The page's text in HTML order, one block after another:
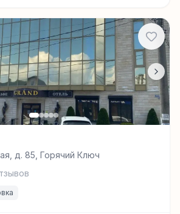
д. 85, Горячий Ключ